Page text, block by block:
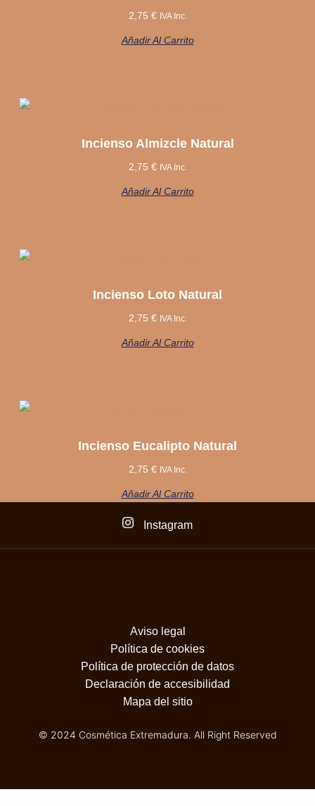
2,75 € IVA Inc.
Añadir Al Carrito
Incienso Almizcle Natural
2,75 € IVA Inc.
Añadir Al Carrito
Incienso Loto Natural
2,75 € IVA Inc.
Añadir Al Carrito
Incienso Eucalipto Natural
2,75 € IVA Inc.
Añadir Al Carrito
Instagram
Aviso legal
Política de cookies
Política de protección de datos
Declaración de accesibilidad
Mapa del sitio
© 2024 Cosmética Extremadura. All Right Reserved